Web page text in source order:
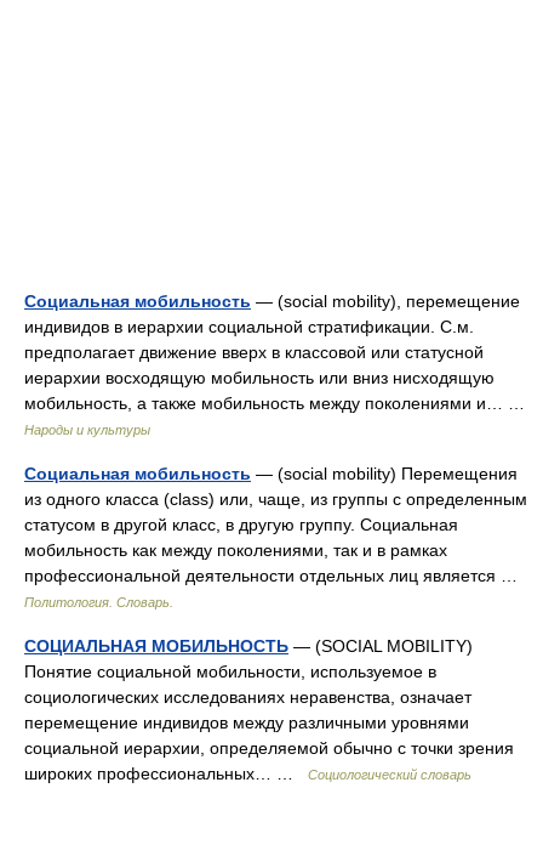
Социальная мобильность — (social mobility), перемещение
индивидов в иерархии социальной стратификации. С.м.
предполагает движение вверх в классовой или статусной
иерархии восходящую мобильность или вниз нисходящую
мобильность, а также мобильность между поколениями и… …
Народы и культуры
Социальная мобильность — (social mobility) Перемещения
из одного класса (class) или, чаще, из группы с определенным
статусом в другой класс, в другую группу. Социальная
мобильность как между поколениями, так и в рамках
профессиональной деятельности отдельных лиц является …
Политология. Словарь.
СОЦИАЛЬНАЯ МОБИЛЬНОСТЬ — (SOCIAL MOBILITY)
Понятие социальной мобильности, используемое в
социологических исследованиях неравенства, означает
перемещение индивидов между различными уровнями
социальной иерархии, определяемой обычно с точки зрения
широких профессиональных… …
Социологический словарь